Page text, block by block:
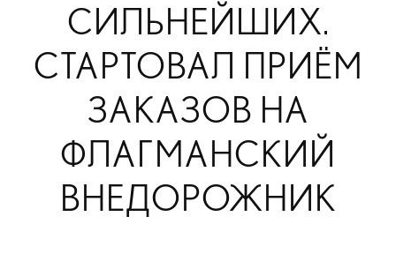
СИЛЬНЕЙШИХ.
СТАРТОВАЛ ПРИЁМ
ЗАКАЗОВ НА
ФЛАГМАНСКИЙ
ВНЕДОРОЖНИК